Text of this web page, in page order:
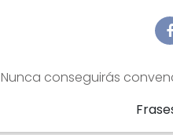
Nunca conseguirás